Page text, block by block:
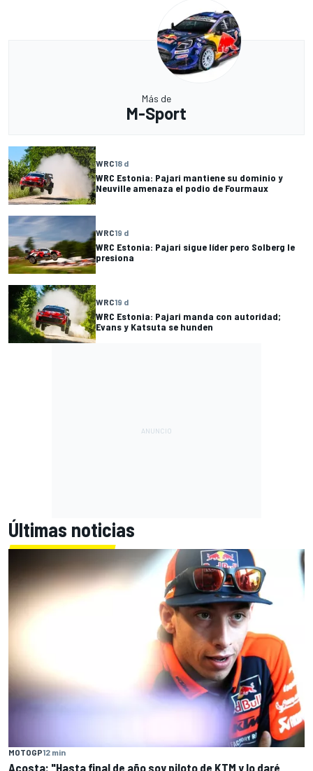
Más de
M-Sport
WRC18 d
WRC Estonia: Pajari mantiene su dominio y
Neuville amenaza el podio de Fourmaux
WRC19 d
WRC Estonia: Pajari sigue líder pero Solberg le
presiona
WRC19 d
WRC Estonia: Pajari manda con autoridad;
Evans y Katsuta se hunden
Últimas noticias
MOTOGP12 min
Acosta: "Hasta final de año soy piloto de KTM y lo daré